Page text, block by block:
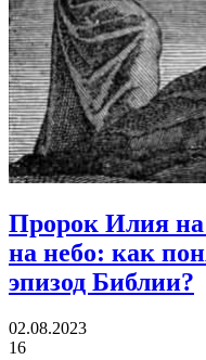
Пророк Илия на
на небо: как
эпизод Библии?
02.08.2023
16